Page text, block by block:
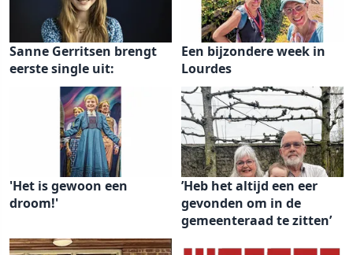
Sanne Gerritsen brengt
eerste single uit:
Een bijzondere week in
Lourdes
'Het is gewoon een
droom!'
’Heb het altijd een eer
gevonden om in de
gemeenteraad te zitten’